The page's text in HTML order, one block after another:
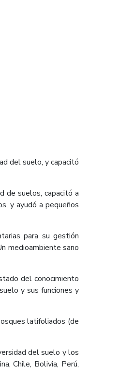
del suelo, y capacitó
de suelos, capacitó a
y ayudó a pequeños
para su gestión
medioambiente sano
del conocimiento
y sus funciones y
latifoliados (de
del suelo y los
Chile, Bolivia, Perú,